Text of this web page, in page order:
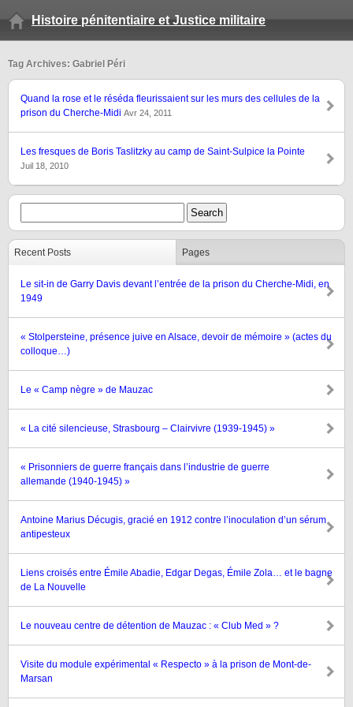
Histoire pénitentiaire et Justice militaire
Tag Archives: Gabriel Péri
Quand la rose et le réséda fleurissaient sur les murs des cellules de la
prison du Cherche-Midi Avr 24, 2011
Les fresques de Boris Taslitzky au camp de Saint-Sulpice la Pointe
Juil 18, 2010
Recent Posts Pages
Le sit-in de Garry Davis devant l’entrée de la prison du Cherche-Midi, en
1949
« Stolpersteine, présence juive en Alsace, devoir de mémoire » (actes du
colloque…)
Le « Camp nègre » de Mauzac
« La cité silencieuse, Strasbourg – Clairvivre (1939-1945) »
« Prisonniers de guerre français dans l’industrie de guerre
allemande (1940-1945) »
Antoine Marius Décugis, gracié en 1912 contre l’inoculation d’un sérum
antipesteux
Liens croisés entre Émile Abadie, Edgar Degas, Émile Zola… et le bagne
de La Nouvelle
Le nouveau centre de détention de Mauzac : « Club Med » ?
Visite du module expérimental « Respecto » à la prison de Mont-de-
Marsan